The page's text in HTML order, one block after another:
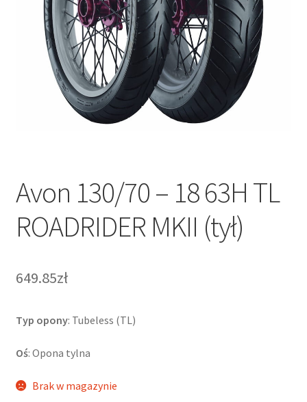
Kontakt
Avon 130/70 – 18 63H TL
ROADRIDER MKII (tył)
649.85zł
Typ opony: Tubeless (TL)
Oś: Opona tylna
Brak w magazynie